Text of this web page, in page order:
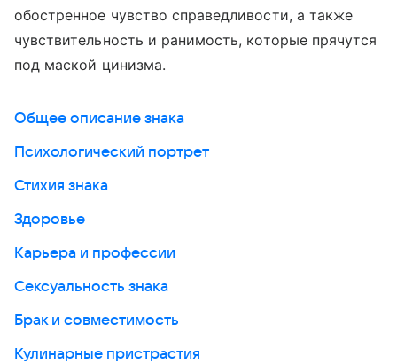
обостренное чувство справедливости, а также
чувствительность и ранимость, которые прячутся
под маской цинизма.
Общее описание знака
Психологический портрет
Стихия знака
Здоровье
Карьера и профессии
Сексуальность знака
Брак и совместимость
Кулинарные пристрастия